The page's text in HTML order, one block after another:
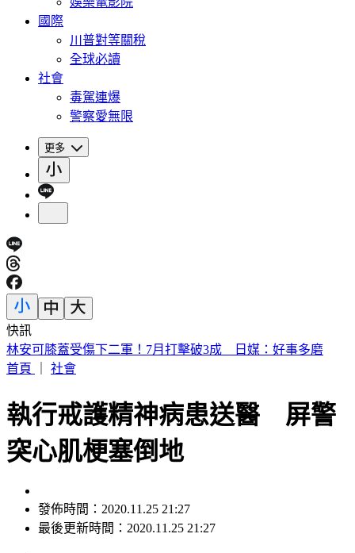
國際
川普對等關稅
全球必讀
社會
毒駕連爆
警察愛無限
更多
快訊
SBS歌謠大戰／BABYMONSTER幹練舞台裝辣翻 熱情邀舞
一起跳
執行戒護精神病患送醫 屏警
突心肌梗塞倒地
發佈時間：2020.11.25 21:27